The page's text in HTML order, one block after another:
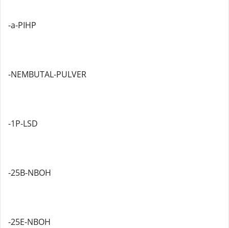
-a-PIHP
-NEMBUTAL-PULVER
-1P-LSD
-25B-NBOH
-25E-NBOH